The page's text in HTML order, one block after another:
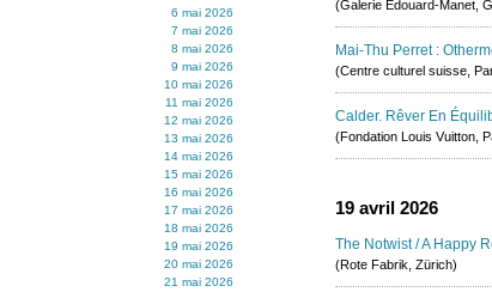
6 mai 2026
7 mai 2026
8 mai 2026
9 mai 2026
10 mai 2026
11 mai 2026
12 mai 2026
13 mai 2026
14 mai 2026
15 mai 2026
16 mai 2026
17 mai 2026
18 mai 2026
19 mai 2026
20 mai 2026
21 mai 2026
(Galerie Édouard-Manet,
Mai-Thu Perret :
(Centre culturel suisse,
Calder. Rêver En
(Fondation Louis Vuitton,
19 avril 2026
The Notwist / A Happy
(Rote Fabrik, Zürich)